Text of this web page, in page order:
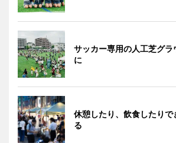
サッカー専用の人工芝グ
に
休憩したり、飲食したり
る